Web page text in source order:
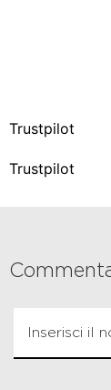
Trustpilot
Trustpilot